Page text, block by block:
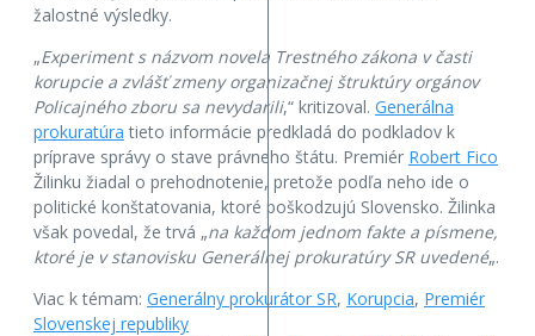
žalostné výsledky.
„Experiment s názvom novela Trestného zákona v časti
korupcie a zvlášť zmeny organizačnej štruktúry orgánov
Policajného zboru sa nevydarili,“ kritizoval. Generálna
prokuratúra tieto informácie predkladá do podkladov k
príprave správy o stave právneho štátu. Premiér Robert Fico
Žilinku žiadal o prehodnotenie, pretože podľa neho ide o
politické konštatovania, ktoré poškodzujú Slovensko. Žilinka
však povedal, že trvá „na každom jednom fakte a písmene,
ktoré je v stanovisku Generálnej prokuratúry SR uvedené„.
Viac k témam: Generálny prokurátor SR, Korupcia, Premiér
Slovenskej republiky